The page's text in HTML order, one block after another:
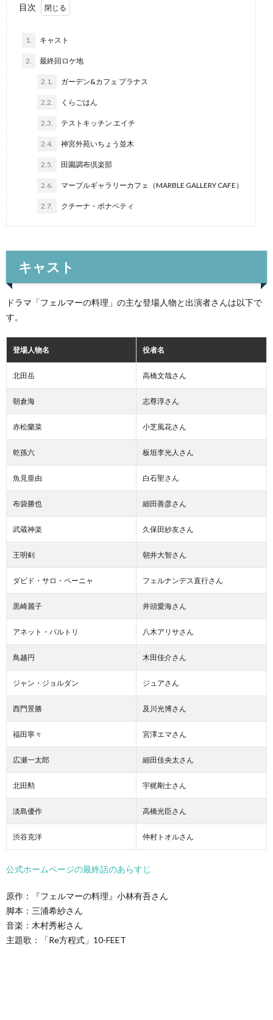
目次
1. キャスト
2. 最終回ロケ地
2.1. ガーデン&カフェ プラナス
2.2. くらごはん
2.3. テストキッチン エイチ
2.4. 神宮外苑いちょう並木
2.5. 田園調布倶楽部
2.6. マーブルギャラリーカフェ（MARBLE GALLERY CAFE）
2.7. クチーナ・ボナペティ
キャスト
ドラマ「フェルマーの料理」の主な登場人物と出演者さんは以下で
す。
登場人物名 役者名
北田岳 高橋文哉さん
朝倉海 志尊淳さん
赤松蘭菜 小芝風花さん
乾孫六 板垣李光人さん
魚見亜由 白石聖さん
布袋勝也 細田善彦さん
武蔵神楽 久保田紗友さん
王明剣 朝井大智さん
ダビド・サロ・ペーニャ フェルナンデス直行さん
黒崎麗子 井頭愛海さん
アネット・バルトリ 八木アリサさん
鳥越円 木田佳介さん
ジャン・ジョルダン ジュアさん
西門景勝 及川光博さん
福田寧々 宮澤エマさん
広瀬一太郎 細田佳央太さん
北田勲 宇梶剛士さん
淡島優作 高橋光臣さん
渋谷克洋 仲村トオルさん
公式ホームページの最終話のあらすじ
原作：『フェルマーの料理』小林有吾さん
脚本：三浦希紗さん
音楽：木村秀彬さん
主題歌：「Re方程式」10-FEET